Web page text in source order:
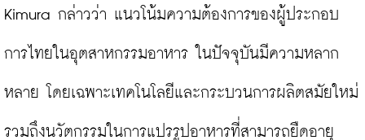
Kimura กล่าวว่า แนวโน้มความต้องการของผู้ประกอบ
การไทยในอุตสาหกรรมอาหาร ในปัจจุบันมีความหลาก
หลาย โดยเฉพาะเทคโนโลยีและกระบวนการผลิตสมัยใหม่
รวมถึงนวัตกรรมในการแปรรูปอาหารที่สามารถยืดอายุ